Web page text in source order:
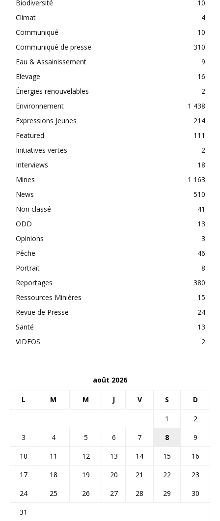
Biodiversité
10
Climat
4
Communiqué
10
Communiqué de presse
310
Eau & Assainissement
9
Elevage
16
Énergies renouvelables
2
Environnement
1 438
Expressions Jeunes
214
Featured
111
Initiatives vertes
2
Interviews
18
Mines
1 163
News
510
Non classé
41
ODD
13
Opinions
3
Pêche
46
Portrait
8
Reportages
380
Ressources Minières
15
Revue de Presse
24
Santé
13
VIDEOS
2
août 2026
L M M J V S D
1
2
3
4 5 6 7 8
9
10
11 12 13 14 15
16
17
18 19 20 21 22
23
24
25 26 27 28 29
30
31